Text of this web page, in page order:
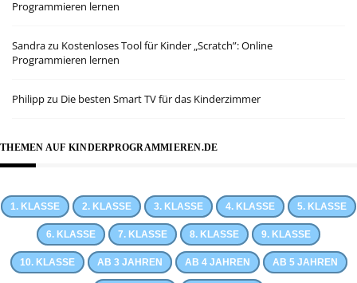
Programmieren lernen
Sandrazu Kostenloses Tool für Kinder „Scratch”: Online
Programmieren lernen
Philippzu Die besten Smart TV für das Kinderzimmer
THEMEN AUF KINDERPROGRAMMIEREN.DE
1. KLASSE 2. KLASSE 3. KLASSE 4. KLASSE 5. KLASSE
6. KLASSE 7. KLASSE 8. KLASSE 9. KLASSE
10. KLASSE AB 3 JAHREN AB 4 JAHREN AB 5 JAHREN